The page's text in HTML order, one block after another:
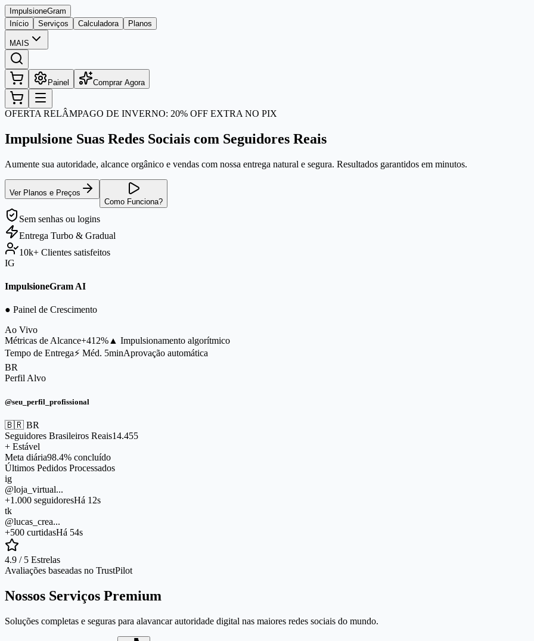
ImpulsioneGram
Início
Serviços Calculadora Planos
MAIS
Painel Comprar Agora
OFERTA RELÂMPAGO DE INVERNO: 20% OFF EXTRA NO PIX
Impulsione Suas Redes Sociais com Seguidores Reais
Aumente sua autoridade, alcance orgânico e vendas com nossa entrega natural e segura. Resultados garantidos em minutos.
Ver Planos e Preços
Como Funciona?
Sem senhas ou logins
Entrega Turbo & Gradual
10k+ Clientes satisfeitos
IG
ImpulsioneGram AI
● Painel de Crescimento
Ao Vivo
Métricas de Alcance+412% ▲ Impulsionamento algorítmico
Tempo de Entrega⚡ Méd. 5minAprovação automática
BR
Perfil Alvo
@seu_perfil_profissional
🇧🇷 BR
Seguidores Brasileiros Reais14.455
+ Estável
Meta diária98.4% concluído
Últimos Pedidos Processados
ig
@loja_virtual...
+1.000 seguidoresHá 12s
tk
@lucas_crea...
+500 curtidasHá 54s
4.9 / 5 Estrelas
Avaliações baseadas no TrustPilot
Nossos Serviços Premium
Soluções completas e seguras para alavancar autoridade digital nas maiores redes sociais do mundo.